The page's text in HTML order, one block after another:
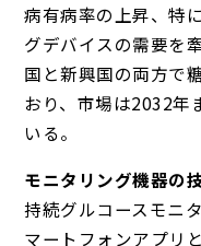
病有病率の上昇、特
グデバイスの需要を
国と新興国の両方で
おり、市場は2032年
いる。
モニタリング機器の
持続グルコースモニ
マートフォンアプリ